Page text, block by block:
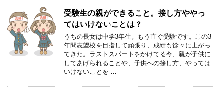
受験生の親ができること。接し方ややっ
てはいけないことは？
うちの長女は中学3年生。もう直ぐ受験です。この3
年間志望校を目指して頑張り、成績も徐々に上がっ
てきた。ラストスパートをかけてる今、親が子供に
してあげられることや、子供への接し方、やっては
いけないことを …